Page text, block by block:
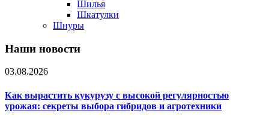
Шилья
Шкатулки
Шнуры
Наши новости
03.08.2026
Как вырастить кукурузу с высокой регулярностью
урожая: секреты выбора гибридов и агротехники